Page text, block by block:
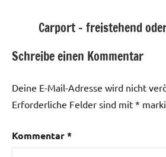
integrierte
Carport – freistehend
Schreibe einen Kommentar
Deine E-Mail-Adresse wird nicht
Erforderliche Felder sind mit *
Kommentar*